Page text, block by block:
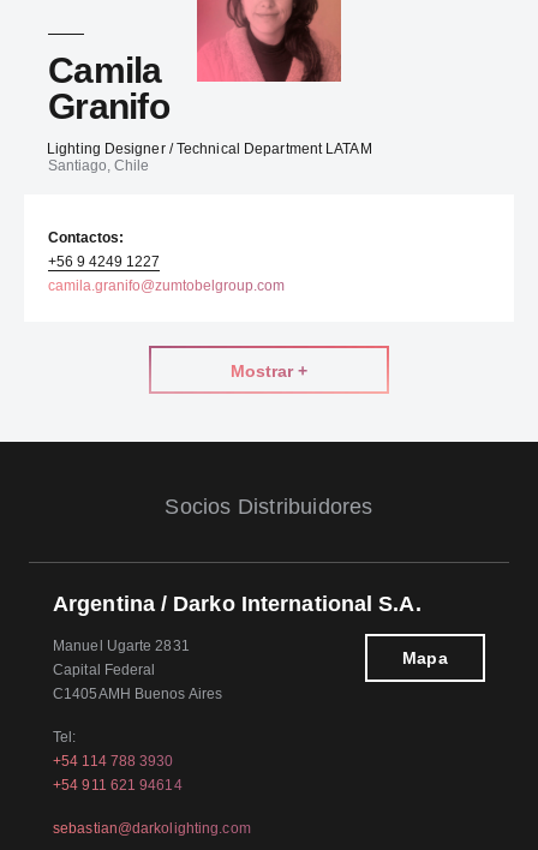
Camila
Granifo
Lighting Designer / Technical Department LATAM
Santiago, Chile
Contactos:
+56 9 4249 1227
camila.granifo@zumtobelgroup.com
Mostrar +
Socios Distribuidores
Argentina / Darko International S.A.
Manuel Ugarte 2831
Capital Federal
C1405AMH Buenos Aires
Mapa
Tel:
+54 114 788 3930
+54 911 621 94614
sebastian@darkolighting.com